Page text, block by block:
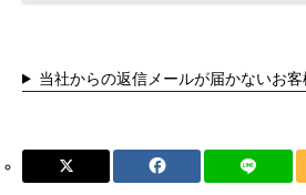
当社からの返信メールが届かないお客